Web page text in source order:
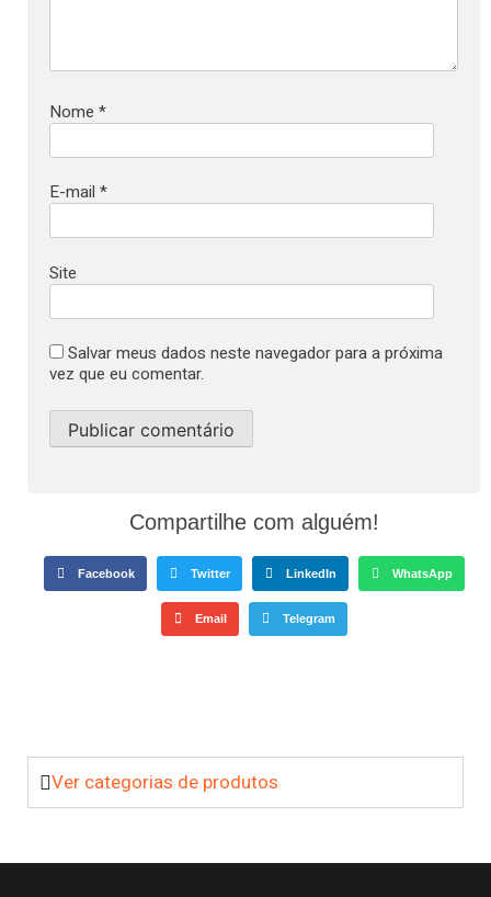
Nome *
E-mail *
Site
Salvar meus dados neste navegador para a próxima
vez que eu comentar.
Compartilhe com alguém!
Facebook Twitter LinkedIn WhatsApp
Email Telegram
Ver categorias de produtos